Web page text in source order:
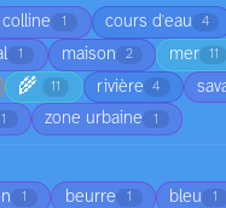
colline 1 cours d'eau 4
1 maison 2 mer 11
🌾 11 rivière 4
1 zone urbaine 1
1 beurre 1 bleu 1